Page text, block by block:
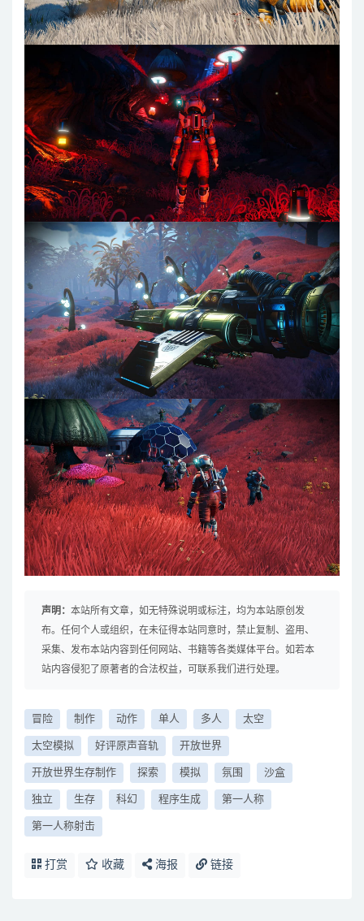
声明： 本站所有文章，如无特殊说明或标注，均为本站原创发
布。任何个人或组织，在未征得本站同意时，禁止复制、盗用、
采集、发布本站内容到任何网站、书籍等各类媒体平台。如若本
站内容侵犯了原著者的合法权益，可联系我们进行处理。
冒险 制作 动作 单人 多人 太空
太空模拟 好评原声音轨 开放世界
开放世界生存制作 探索 模拟 氛围 沙盒
独立 生存 科幻 程序生成 第一人称
第一人称射击
打赏 收藏 海报 链接